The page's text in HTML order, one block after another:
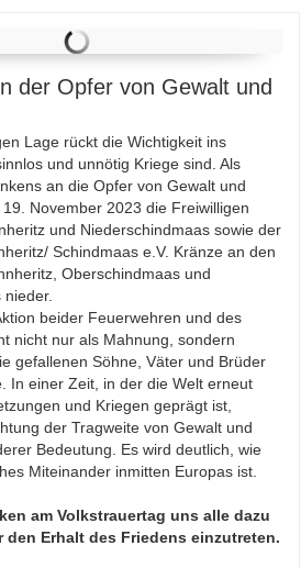
der Opfer von Gewalt und
Lage rückt die Wichtigkeit ins
und unnötig Kriege sind. Als
an die Opfer von Gewalt und
November 2023 die Freiwilligen
und Niederschindmaas sowie der
Schindmaas e.V. Kränze an den
Oberschindmaas und
nieder.
beider Feuerwehren und des
nicht nur als Mahnung, sondern
gefallenen Söhne, Väter und Brüder
In einer Zeit, in der die Welt erneut
und Kriegen geprägt ist,
der Tragweite von Gewalt und
Bedeutung. Es wird deutlich, wie
Miteinander inmitten Europas ist.
am Volkstrauertag uns alle dazu
den Erhalt des Friedens einzutreten.